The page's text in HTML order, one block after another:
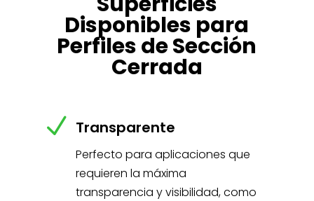
Disponibles para
Perfiles de Sección
Cerrada
N Transparente
Perfecto para aplicaciones que
requieren la máxima
transparencia y visibilidad, como